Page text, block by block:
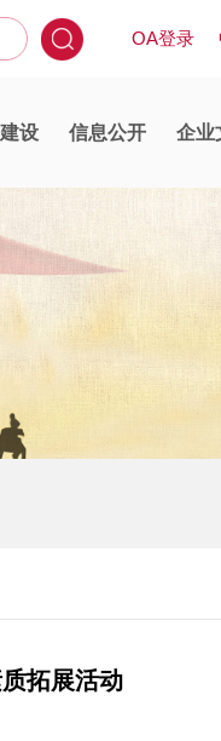
OA登录
设 信息公开 企业
拓展活动